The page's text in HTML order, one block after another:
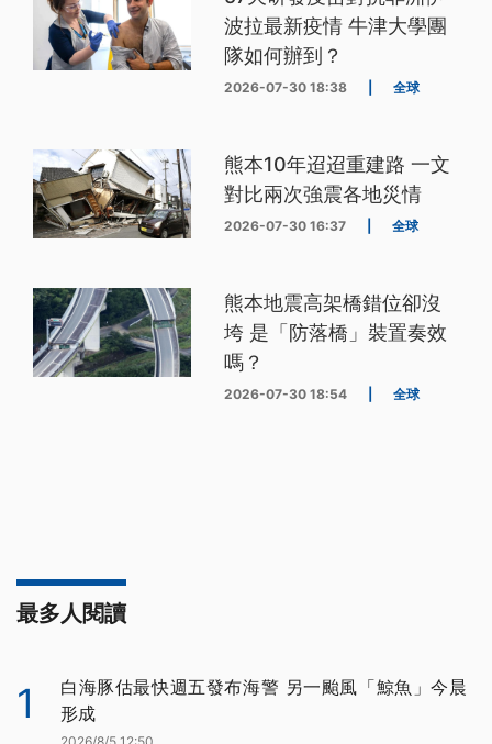
波拉最新疫情 牛津大學團
隊如何辦到？
2026-07-30 18:38 全球
熊本10年迢迢重建路 一文
對比兩次強震各地災情
2026-07-30 16:37 全球
熊本地震高架橋錯位卻沒
垮 是「防落橋」裝置奏效
嗎？
2026-07-30 18:54 全球
最多人閱讀
1
白海豚估最快週五發布海警 另一颱風「鯨魚」今晨
形成